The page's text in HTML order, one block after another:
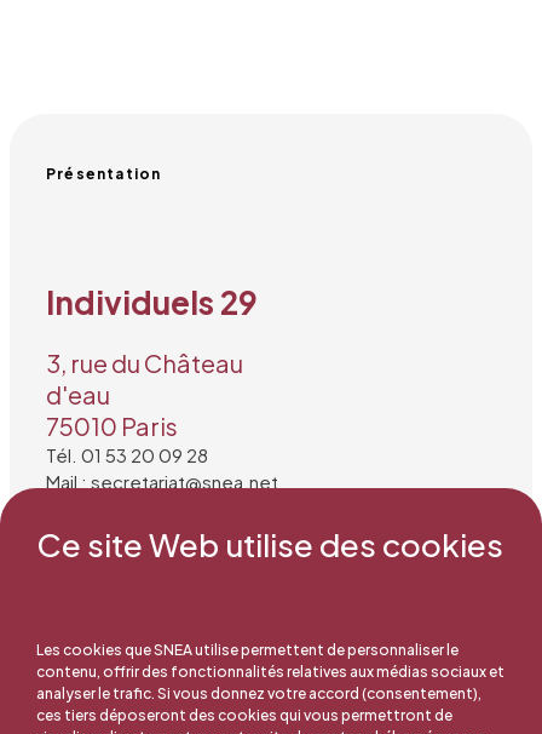
Ce site Web utilise des cookies
Les cookies que SNEA utilise permettent de personnaliser le
contenu, offrir des fonctionnalités relatives aux médias sociaux et
analyser le trafic. Si vous donnez votre accord (consentement),
ces tiers déposeront des cookies qui vous permettront de
Présentation
Individuels 29
3, rue du Château
d'eau
75010 Paris
Tél. 01 53 20 09 28
Mail : secretariat@snea.net